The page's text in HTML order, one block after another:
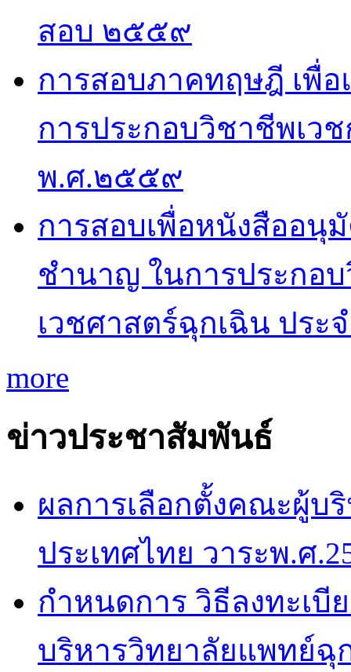
สอบ ๒๕๕๙
การสอบภาคทฤษฎี เพื่
การประกอบวิชาชีพเว
พ.ศ.๒๕๕๙
การสอบเพื่อหนังสืออนุ
ชำนาญ ในการประกอ
เวชศาสตร์ฉุกเฉิน ปร
more
ข่าวประชาสัมพันธ์
ผลการเลือกตั้งคณะผู้บ
ประเทศไทย วาระพ.ศ
กำหนดการ วิธีลงทะเ
บริหารวิทยาลัยแพทย์ฉุ